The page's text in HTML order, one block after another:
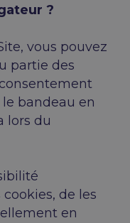
?
vous pouvez
partie des
bandeau en
lors du
cookies, de les
en